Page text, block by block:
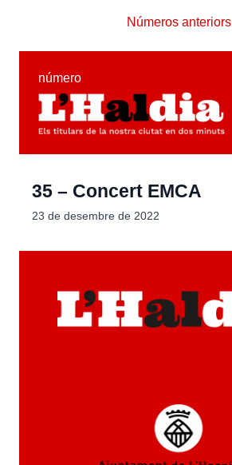
Números anteriors
número
35 – Concert EMCA
23 de desembre de 2022